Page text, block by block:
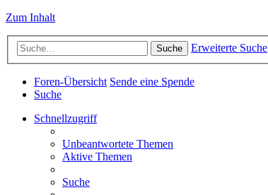
Zum Inhalt
Suche Erweiterte Suche
Foren-Übersicht Sende eine Spende
Suche
Schnellzugriff
Unbeantwortete Themen
Aktive Themen
Suche